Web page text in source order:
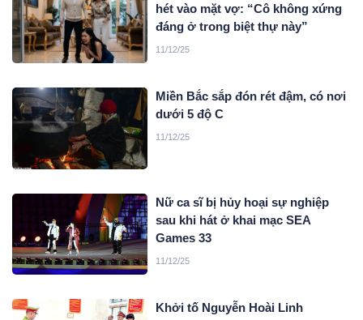
hét vào mặt vợ: “Cô không xứng
đáng ở trong biệt thự này”
11/12/25
Miền Bắc sắp đón rét đậm, có nơi
dưới 5 độ C
11/12/25
Nữ ca sĩ bị hủy hoại sự nghiệp
sau khi hát ở khai mạc SEA
Games 33
11/12/25
Khởi tố Nguyễn Hoài Linh